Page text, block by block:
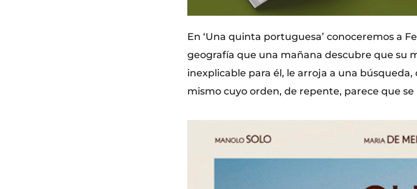
En ‘Una quinta portuguesa’ conoceremos a
geografía que una mañana descubre que su
inexplicable para él, le arroja a una
mismo cuyo orden, de repente, parece que